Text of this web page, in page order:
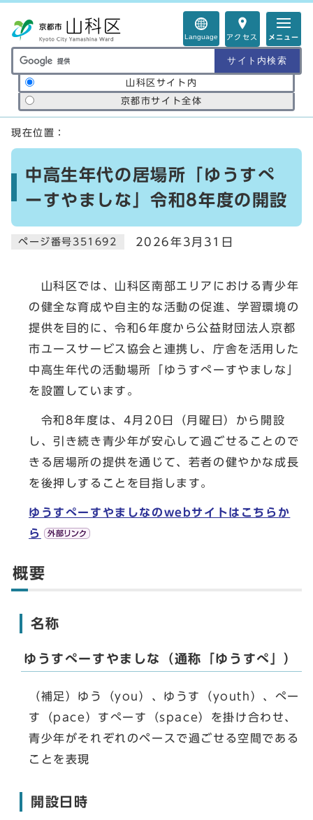
Language アクセス メニュー
サイト内検索の範囲
山科区サイト内
京都市サイト全体
ここから本文です
現在位置：
中高生年代の居場所「ゆうすぺ
ーすやましな」令和8年度の開設
ページ番号351692 2026年3月31日
山科区では、山科区南部エリアにおける青少年
の健全な育成や自主的な活動の促進、学習環境の
提供を目的に、令和6年度から公益財団法人京都
市ユースサービス協会と連携し、庁舎を活用した
中高生年代の活動場所「ゆうすぺーすやましな」
を設置しています。
令和8年度は、4月20日（月曜日）から開設
し、引き続き青少年が安心して過ごせることので
きる居場所の提供を通じて、若者の健やかな成長
を後押しすることを目指します。
ゆうすぺーすやましなのwebサイトはこちらか
ら
概要
名称
ゆうすぺーすやましな（通称「ゆうすぺ」）
（補足）ゆう（you）、ゆうす（youth）、ぺー
す（pace）すぺーす（space）を掛け合わせ、
青少年がそれぞれのペースで過ごせる空間である
ことを表現
開設日時